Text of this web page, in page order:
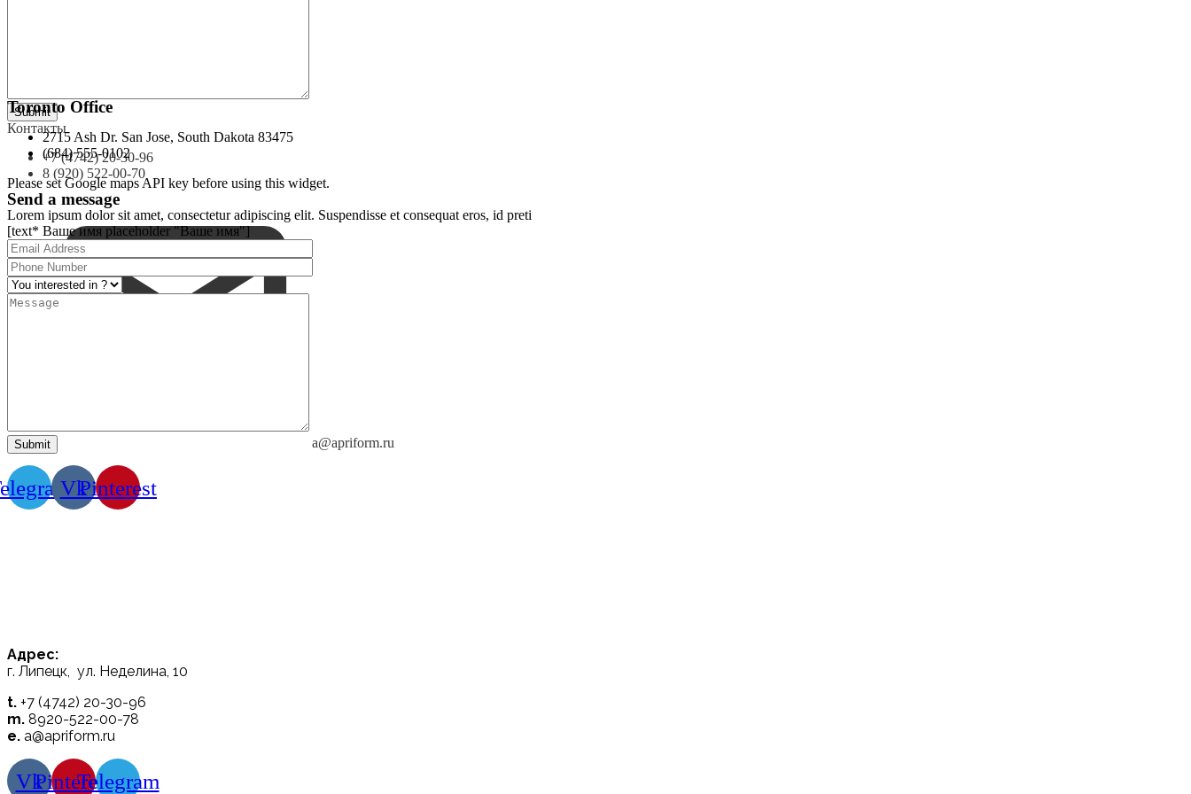
Контакты
+7 (4742) 20-30-96
8 (920) 522-00-70
a@apriform.ru
VkPinterest
Toronto Office
2715 Ash Dr. San Jose, South Dakota 83475
(684) 555-0102
Please set Google maps API key before using this widget.
Send a message
Lorem ipsum dolor sit amet, consectetur adipiscing elit. Suspendisse et consequat eros, id preti
[text* Ваше имя placeholder "Ваше имя"]
Адрес:
г. Липецк, ул. Неделина, 10
t. +7 (4742) 20-30-96
m. 8920-522-00-78
e. a@apriform.ru
VkPinterestTelegram